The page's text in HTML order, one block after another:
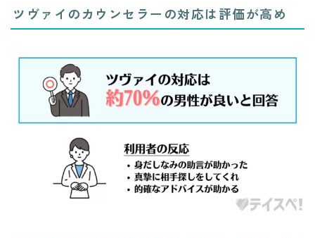
ツヴァイのカウンセラーの対応は評価が高め